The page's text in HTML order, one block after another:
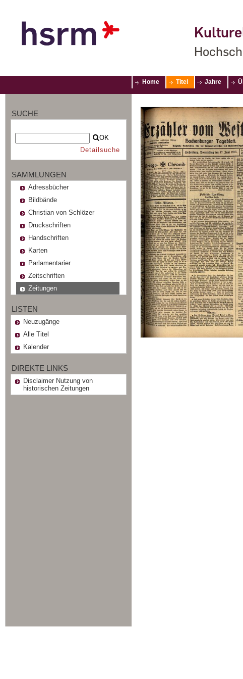
Home Titel Jahre
SUCHE
OK
Detailsuche
SAMMLUNGEN
Adressbücher
Bildbände
Christian von Schlözer
Druckschriften
Handschriften
Karten
Parlamentarier
Zeitschriften
Zeitungen
LISTEN
Neuzugänge
Alle Titel
Kalender
DIREKTE LINKS
Disclaimer Nutzung von
historischen Zeitungen